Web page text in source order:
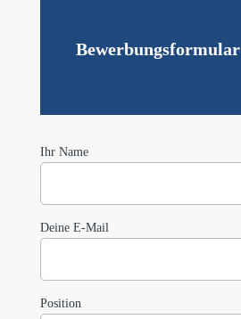
Bewerbungsformular
Ihr Name
Deine E-Mail
Position